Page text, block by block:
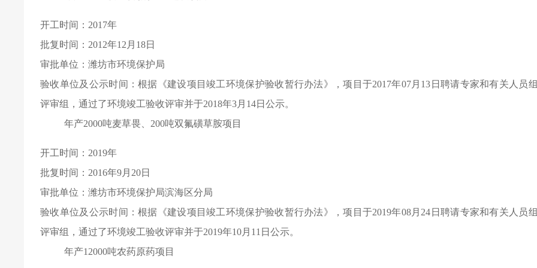
开工时间：2017年
批复时间：2012年12月18日
审批单位：潍坊市环境保护局
验收单位及公示时间：根据《建设项目竣工环境保护验收暂行办法》，项目于2017年07月13日聘请专家和有关人员
评审组，通过了环境竣工验收评审并于2018年3月14日公示。
年产2000吨麦草畏、200吨双氟磺草胺项目
开工时间：2019年
批复时间：2016年9月20日
审批单位：潍坊市环境保护局滨海区分局
验收单位及公示时间：根据《建设项目竣工环境保护验收暂行办法》，项目于2019年08月24日聘请专家和有关人员
评审组，通过了环境竣工验收评审并于2019年10月11日公示。
年产12000吨农药原药项目